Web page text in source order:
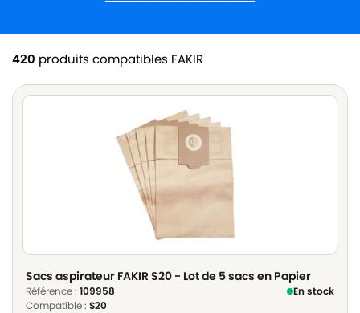
420 produits compatibles FAKIR
Sacs aspirateur FAKIR S20 - Lot de 5 sacs en Papier
Référence : 109958
En stock
Compatible : S20